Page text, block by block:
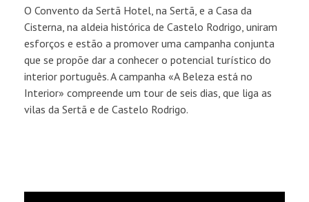
O Convento da Sertã Hotel, na Sertã, e a Casa da
Cisterna, na aldeia histórica de Castelo Rodrigo, uniram
esforços e estão a promover uma campanha conjunta
que se propõe dar a conhecer o potencial turístico do
interior português. A campanha «A Beleza está no
Interior» compreende um tour de seis dias, que liga as
vilas da Sertã e de Castelo Rodrigo.